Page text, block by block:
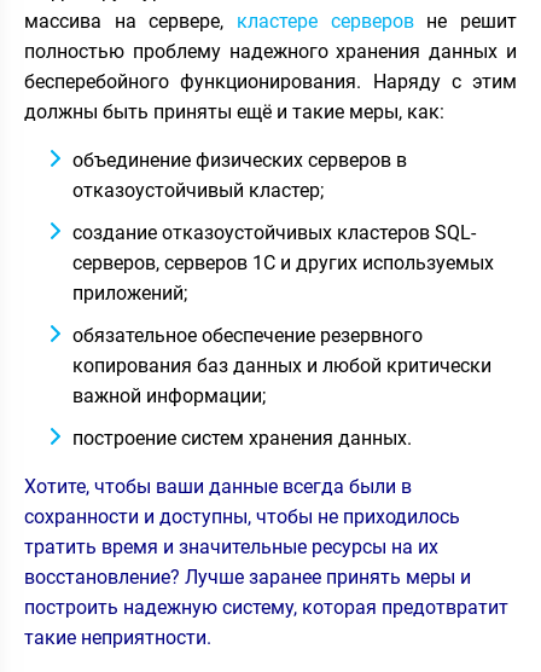
массива на сервере, кластере серверовне решит
полностью проблему надежного хранения данных и
бесперебойного функционирования. Наряду с этим
должны быть приняты ещё и такие меры, как:
объединение физических серверов в
отказоустойчивый кластер;
создание отказоустойчивых кластеров SQL-
серверов, серверов 1С и других используемых
приложений;
обязательное обеспечение резервного
копирования баз данных и любой критически
важной информации;
построение систем хранения данных.
Хотите, чтобы ваши данные всегда были в
сохранности и доступны, чтобы не приходилось
тратить время и значительные ресурсы на их
восстановление? Лучше заранее принять меры и
построить надежную систему, которая предотвратит
такие неприятности.